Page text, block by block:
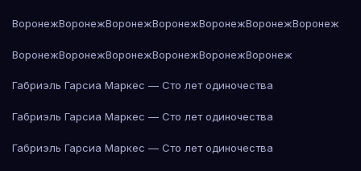
ВоронежВоронежВоронежВоронежВоронежВоронежВоронеж
ВоронежВоронежВоронежВоронежВоронежВоронеж
Габриэль Гарсиа Маркес — Сто лет одиночества
Габриэль Гарсиа Маркес — Сто лет одиночества
Габриэль Гарсиа Маркес — Сто лет одиночества